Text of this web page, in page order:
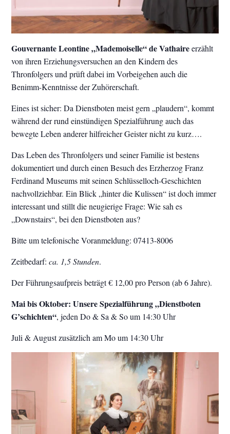
GouvernanteLeontine „Mademoiselle“ de Vathaireerzählt
von ihren Erziehungsversuchen an den Kindern des
Thronfolgers und prüft dabei im Vorbeigehen auch die
Benimm-Kenntnisse der Zuhörerschaft.
Eines ist sicher: Da Dienstboten meist gern „plaudern“, kommt
während der rund einstündigen Spezialführung auch das
bewegte Leben anderer hilfreicher Geister nicht zu kurz….
Das Leben des Thronfolgers und seiner Familie ist bestens
dokumentiert und durch einen Besuch des Erzherzog Franz
Ferdinand Museums mit seinen Schlüsselloch-Geschichten
nachvollziehbar. Ein Blick „hinter die Kulissen“ ist doch immer
interessant und stillt die neugierige Frage: Wie sah es
„Downstairs“, bei den Dienstboten aus?
Bitte um telefonische Voranmeldung: 07413-8006
Zeitbedarf:ca. 1,5 Stunden.
Der Führungsaufpreis beträgt € 12,00 pro Person (ab 6 Jahre).
Mai bis Oktober: Unsere Spezialführung „Dienstboten
G’schichten“, jeden Do & Sa & So um 14:30 Uhr
Juli & August zusätzlich am Mo um 14:30 Uhr